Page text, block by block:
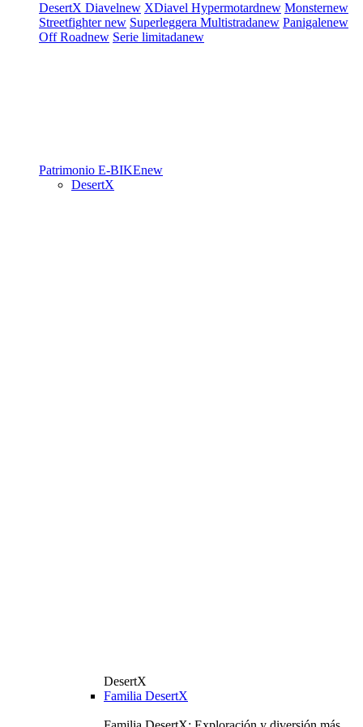
DesertX Diavelnew XDiavel Hypermotardnew Monsternew
Streetfighternew Superleggera Multistradanew Panigalenew
Off Roadnew Serie limitadanew
Patrimonio E-BIKEnew
DesertX
DesertX
Familia DesertX